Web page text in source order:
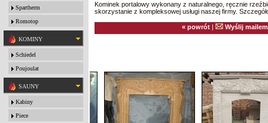
Spartherm
Romotop
KOMINY
Schiedel
Poujoulat
SAUNY
Kabiny
Piece
Kominek portalowy wykonany z naturalnego, ręcznie
skorzystanie z kompleksowej usługi naszej firmy.
« powrót| Wyślij